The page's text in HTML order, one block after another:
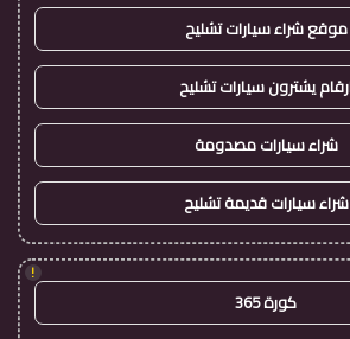
موقع شراء سيارات تشليح
يشترون سيارات تشليح
شراء سيارات مصدومة
شراء سيارات قديمة تشليح
!
كورة 365